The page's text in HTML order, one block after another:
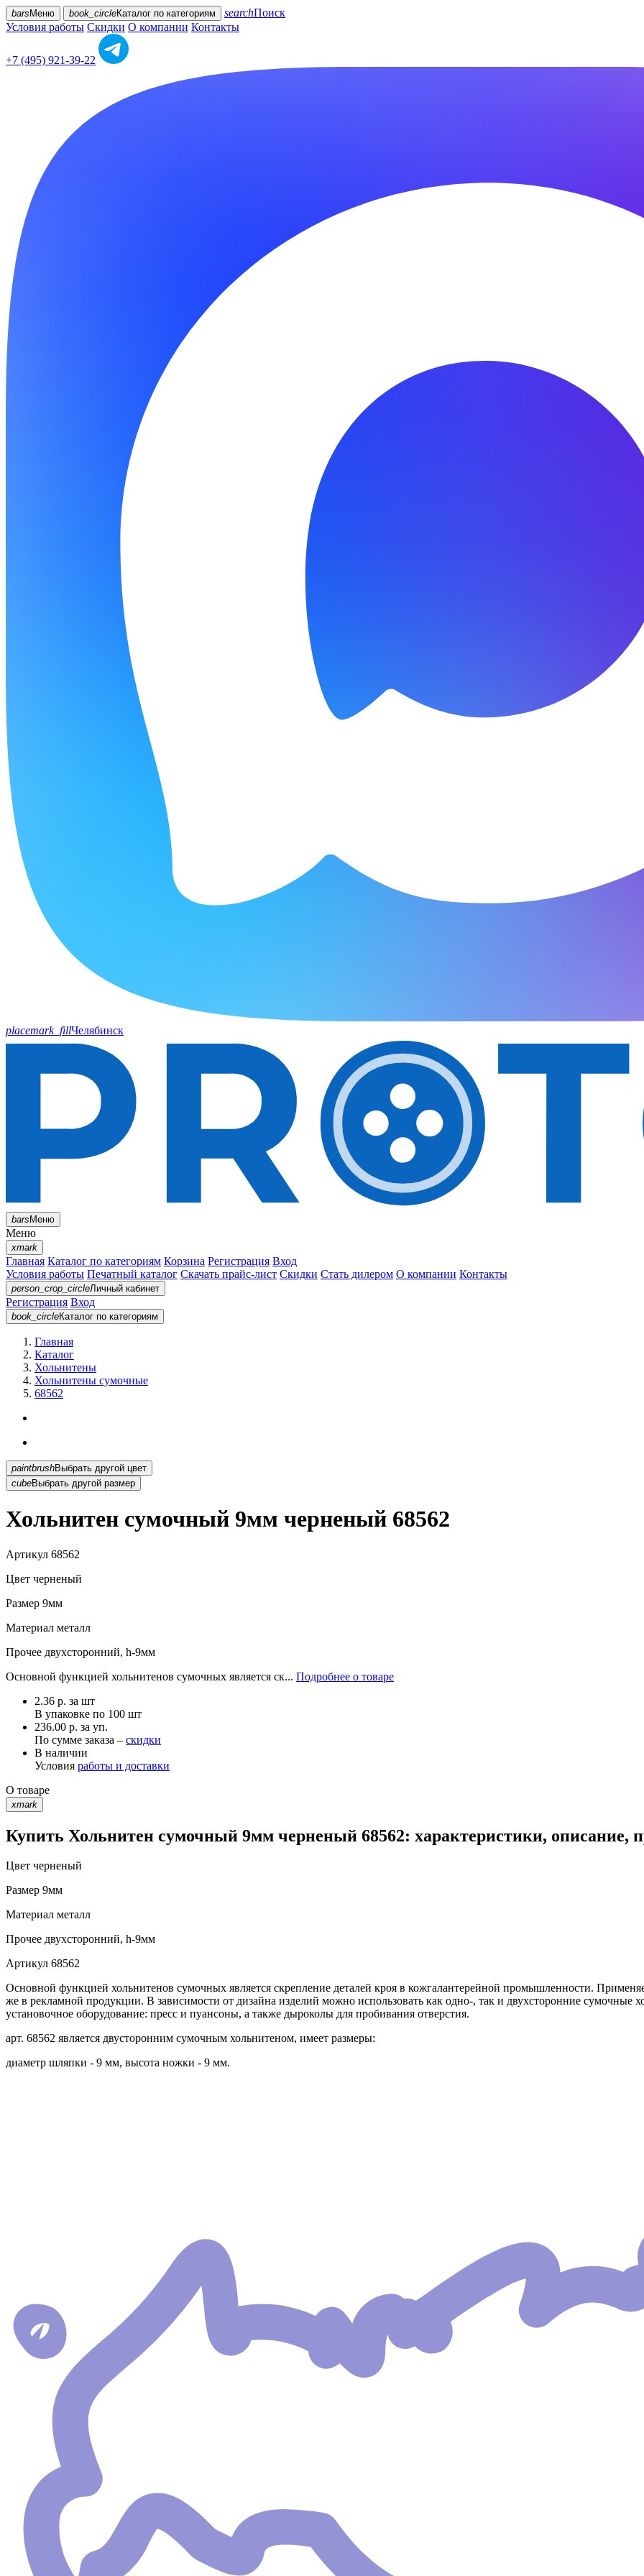
bars Меню book_circleКаталог по категориям searchПоиск
Условия работы Скидки О компании Контакты
+7 (495) 921-39-22
placemark_fillЧелябинск
barsМеню
Меню
xmark
Главная Каталог по категориям Корзина Регистрация Вход
Условия работы Печатный каталог Скачать прайс-лист Скидки Стать дилером О компании Контакты
person_crop_circleЛичный кабинет
Регистрация Вход
book_circleКаталог по категориям
Главная
Каталог
Хольнитены
Хольнитены сумочные
68562
paintbrush
Выбрать другой цвет
cubeВыбрать другой размер
Хольнитен сумочный 9мм черненый 68562
Артикул 68562
Цвет черненый
Размер 9мм
Материал металл
Прочее двухсторонний, h-9мм
Основной функцией хольнитенов сумочных является ск... Подробнее о товаре
2.36 р. за шт
В упаковке по 100 шт
236.00 р. за уп.
По сумме заказа – скидки
В наличии
Условия работы и доставки
О товаре
xmark
Купить Хольнитен сумочный 9мм черненый 68562: характеристики, описание,
Цвет черненый
Размер 9мм
Материал металл
Прочее двухсторонний, h-9мм
Артикул 68562
Основной функцией хольнитенов сумочных является скрепление деталей кроя в кожгалантерейной промышленности.
же в рекламной продукции. В зависимости от дизайна изделий можно использовать как одно-, так и двухсторонние сумочные
установочное оборудование: пресс и пуансоны, а также дыроколы для пробивания отверстия.
арт. 68562 является двусторонним сумочным хольнитеном, имеет размеры:
диаметр шляпки - 9 мм, высота ножки - 9 мм.